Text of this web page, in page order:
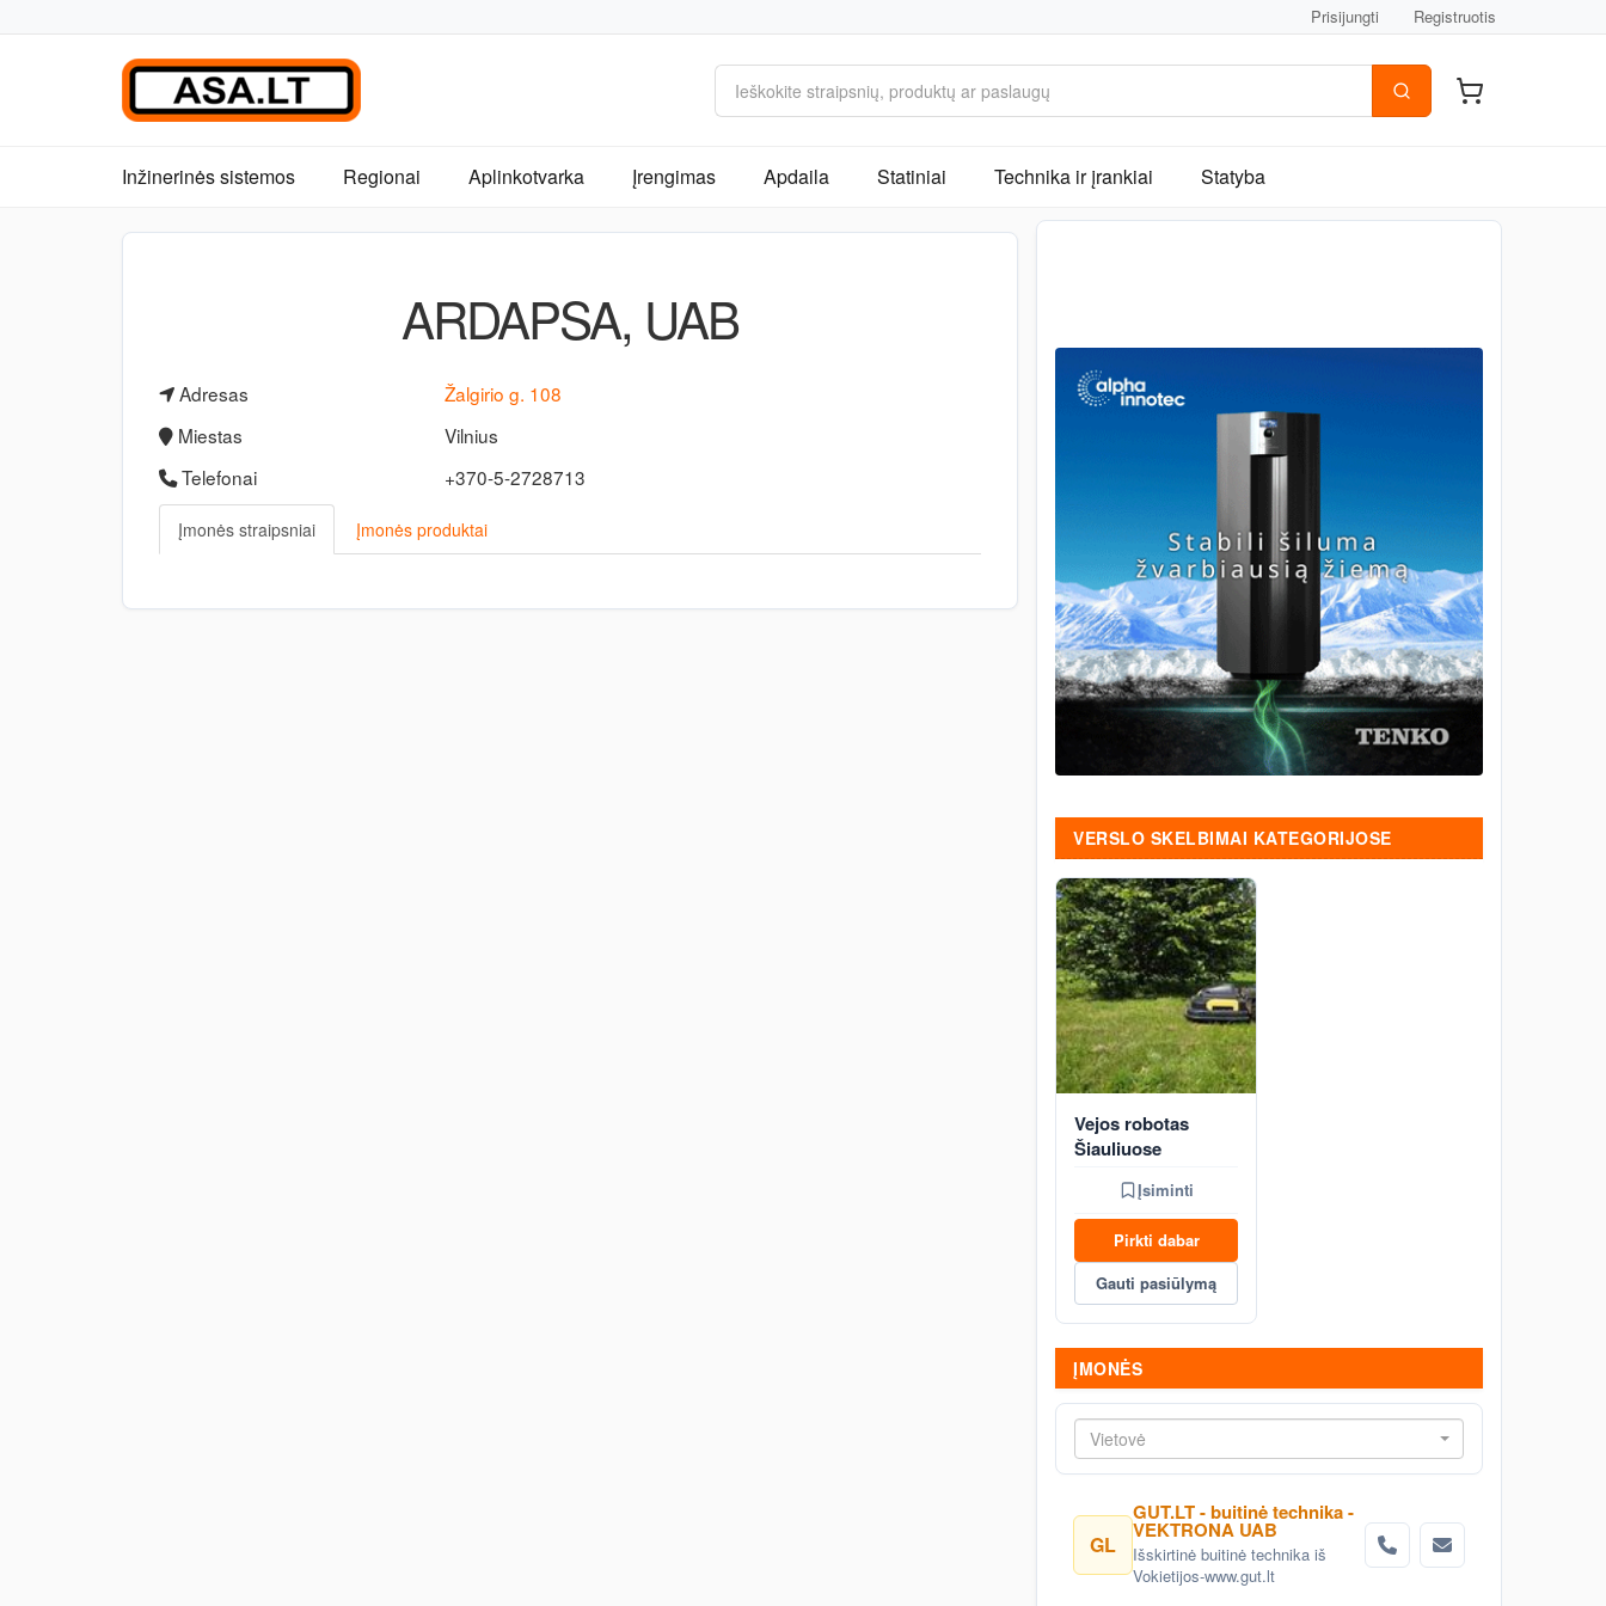
Prisijungti Registruotis
Inžinerinės sistemos Regionai Aplinkotvarka Įrengimas Apdaila Statiniai Technika ir įrankiai Statyba
ARDAPSA, UAB
Adresas
Žalgirio g. 108
Miestas
Vilnius
Telefonai
+370-5-2728713
Įmonės straipsniai Įmonės produktai
VERSLO SKELBIMAI KATEGORIJOSE
Vejos robotas
Šiauliuose
Įsiminti
Pirkti dabar
Gauti pasiūlymą
ĮMONĖS
Vietovė
GL
GUT.LT - buitinė technika -
VEKTRONA UAB
Išskirtinė buitinė technika iš
Vokietijos-www.gut.lt